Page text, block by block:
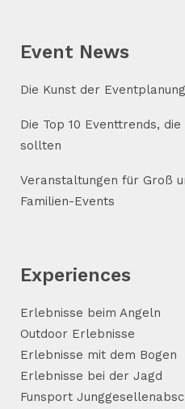
Event News
Die Kunst der Eventplanung
Die Top 10 Eventtrends,
sollten
Veranstaltungen für Groß
Familien-Events
Experiences
Erlebnisse beim Angeln
Outdoor Erlebnisse
Erlebnisse mit dem Bogen
Erlebnisse bei der Jagd
Funsport